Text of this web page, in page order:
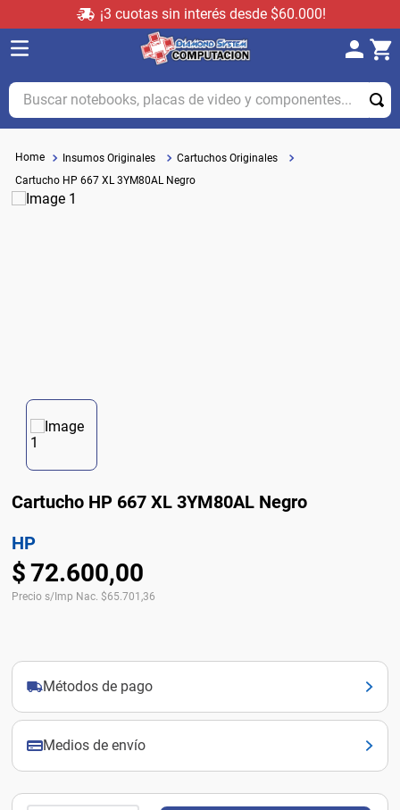
¡3 cuotas sin interés desde $60.000!
Buscar notebooks, placas de video y componentes...
Insumos Originales
Cartuchos Originales
Cartucho HP 667 XL 3YM80AL Negro
Cartucho HP 667 XL 3YM80AL Negro
HP
$72.600,00
Precio s/Imp Nac. $65.701,36
Métodos de pago
Medios de envío